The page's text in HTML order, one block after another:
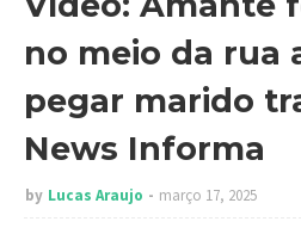
no meio da rua
pegar marido
News Informa
by Lucas Araujo março 17, 2025